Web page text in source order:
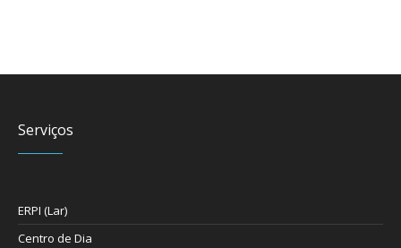
Serviços
ERPI (Lar)
Centro de Dia